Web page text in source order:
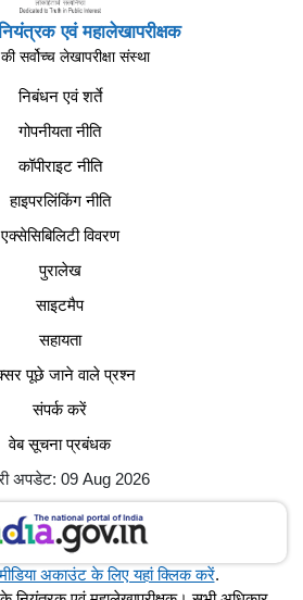
एवं महालेखापरीक्षक
सर्वोच्च लेखापरीक्षा संस्था
निबंधन एवं शर्ते
गोपनीयता नीति
कॉपीराइट नीति
हाइपरलिंकिंग नीति
एक्सेसिबिलिटी विवरण
पुरालेख
साइटमैप
सहायता
पूछे जाने वाले प्रश्न
संपर्क करें
वेब सूचना प्रबंधक
अपडेट: 09 Aug 2026
अकाउंट के लिए यहां क्लिक करें.